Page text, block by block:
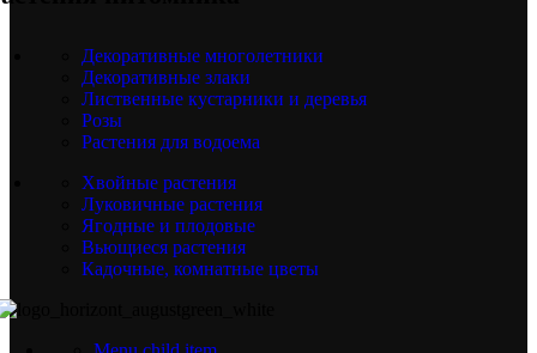
Декоративные многолетники
Декоративные злаки
Лиственные кустарники и деревья
Розы
Растения для водоема
Хвойные растения
Луковичные растения
Ягодные и плодовые
Вьющиеся растения
Кадочные, комнатные цветы